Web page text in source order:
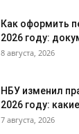
Как оформить
2026 году:
8 августа, 2026
НБУ изменил
2026 году:
7 августа, 2026